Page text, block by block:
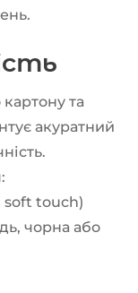
та
акуратний
soft touch)
чорна або